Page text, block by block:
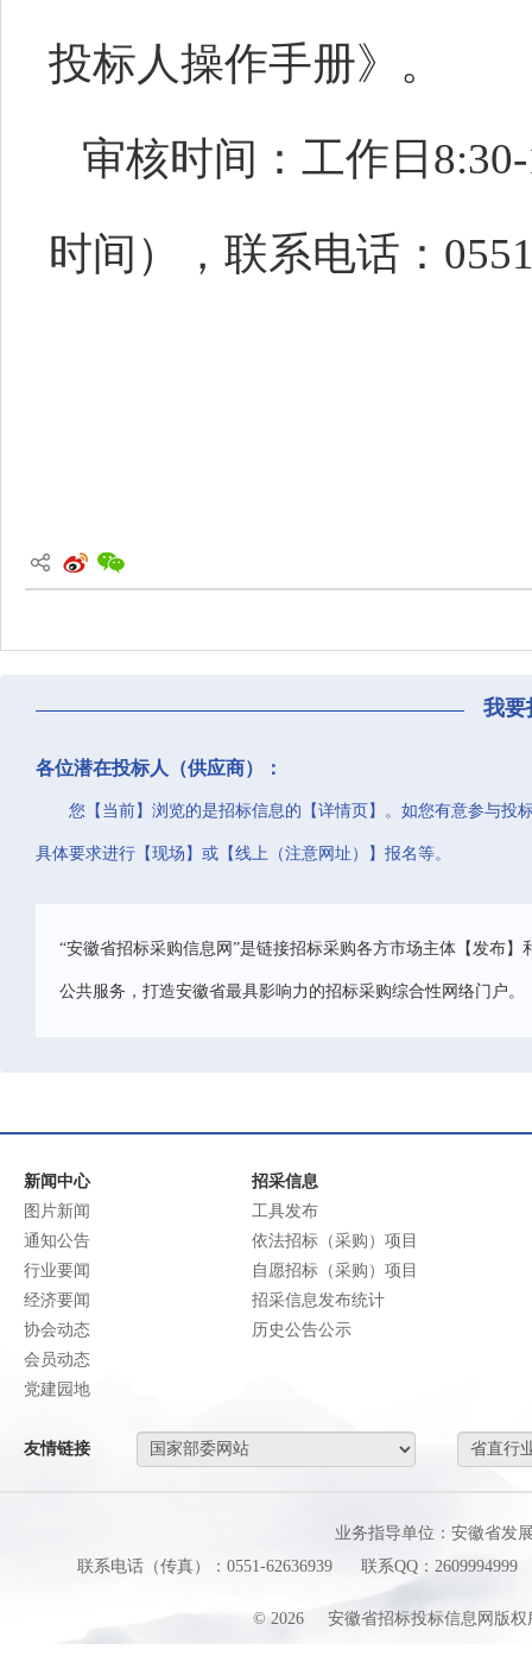
投标人操作手册》。
审核时间：工作日
时间）， 联系电话：
我要
各位潜在投标人（供应商）：
您【当前】浏览的是招标信息的【详情页】。如您有意参与投
具体要求进行【现场】或【线上（注意网址）】报名等。
“安徽省招标采购信息网”是链接招标采购各方市场主体【发布
公共服务，打造安徽省最具影响力的招标采购综合性网络门户。
新闻中心
图片新闻
通知公告
行业要闻
经济要闻
协会动态
会员动态
党建园地
招采信息
工具发布
依法招标（采购）项目
自愿招标（采购）项目
招采信息发布统计
历史公告公示
友情链接
业务指导单位：安徽省发
联系电话（传真）：0551-62636939
联系QQ：2609994999
© 2026 安徽省招标投标信息网版